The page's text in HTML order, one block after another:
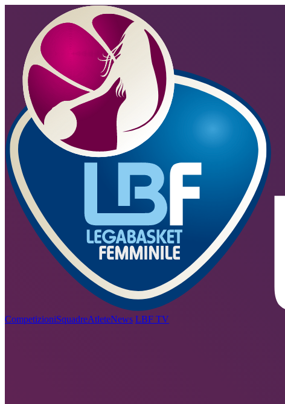
CompetizioniSquadreAtleteNews LBF TV